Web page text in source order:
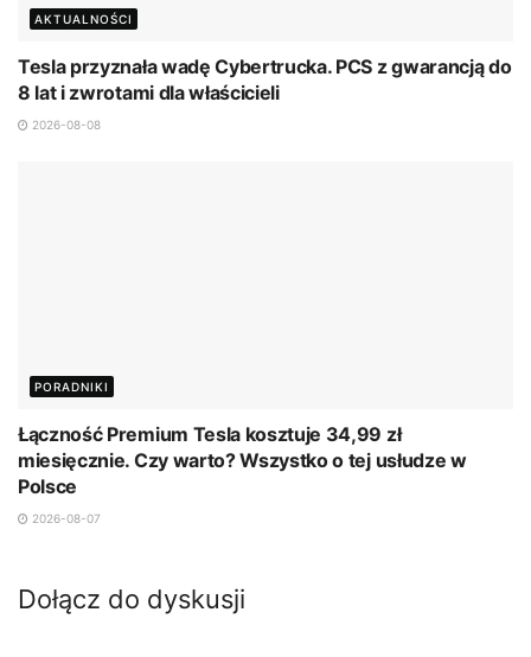
AKTUALNOŚCI
Tesla przyznała wadę Cybertrucka. PCS z gwarancją do
8 lat i zwrotami dla właścicieli
2026-08-08
PORADNIKI
Łączność Premium Tesla kosztuje 34,99 zł
miesięcznie. Czy warto? Wszystko o tej usłudze w
Polsce
2026-08-07
Dołącz do dyskusji